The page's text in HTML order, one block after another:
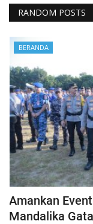
RANDOM POSTS
BERANDA
Amankan
Mandalika